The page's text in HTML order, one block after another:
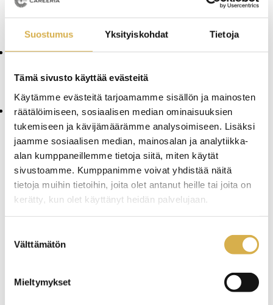
Suostumus Yksityiskohdat Tietoja
Tämä sivusto käyttää evästeitä
Käytämme evästeitä tarjoamamme sisällön ja mainosten
räätälöimiseen, sosiaalisen median ominaisuuksien
tukemiseen ja kävijämäärämme analysoimiseen. Lisäksi
jaamme sosiaalisen median, mainosalan ja analytiikka-
alan kumppaneillemme tietoja siitä, miten käytät
sivustoamme. Kumppanimme voivat yhdistää näitä
tietoja muihin tietoihin, joita olet antanut heille tai joita on
kerätty, kun olet käyttänyt heidän palvelujaan.
valinta
Välttämätön
Mieltymykset
hyvinvointi, raportointi- ja muut viestintätaidot,
asiakkaan kohtaaminen, kestävän kehityksen
osaaminen, työelämätaidot.
Kokki, tarjoilija: mittaaminen (mittamuunnokset),
muut viestintätaidot, asiakkaan kohtaaminen, kestävän
kehityksen osaaminen, työelämätaidot.
Kampaaja: mittaaminen (mm. väriaineet), kielitaito,
työkyky ja -hyvinvointi, vuorovaikutus- ja muut
viestintätaidot, asiakkaan kohtaaminen, kestävän
kehityksen osaaminen, työelämätaidot.
Perjantaina 30.1. vietetään Ammattiosaamisen päivää,
jolla halutaan muistuttaa ammatillisen koulutuksen
merkityksestä työelämälle ja yhteiskunnalle ja juhlistaa
Suomea.
Uudistuneet YTO-perusteet voimaan